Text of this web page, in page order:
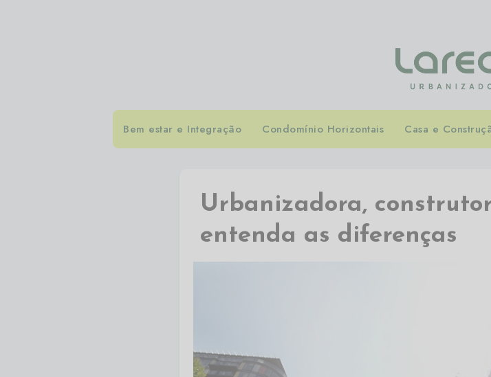
Bem estar e Integração Condomínio Horizontais Casa e
Urbanizadora,
entenda as diferenças